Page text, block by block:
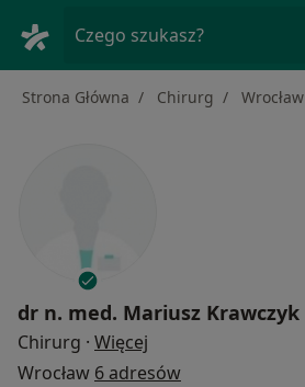
Czego szukasz?
Strona Główna Chirurg Wrocław
dr n. med. Mariusz Krawczyk
Chirurg · Więcej
Wrocław 6 adresów